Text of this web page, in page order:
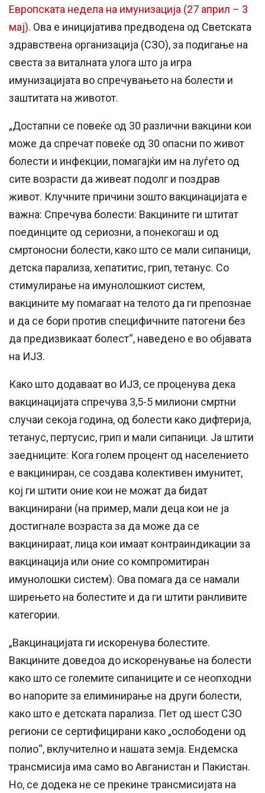
Европската недела на имунизација (27 април – 3
мaj). Ова е иницијатива предводена од Светската
здравствена организација (СЗО), за подигање на
свеста за виталната улога што ја игра
имунизацијата во спречувањето на болести и
заштитата на животот.
„Достапни се повеќе од 30 различни вакцини кои
може да спречат повеќе од 30 опасни по живот
болести и инфекции, помагајќи им на луѓето од
сите возрасти да живеат подолг и поздрав
живот. Клучните причини зошто вакцинацијата е
важна: Спречува болести: Вакцините ги штитат
поединците од сериозни, а понекогаш и од
смртоносни болести, како што се мали сипаници,
детска парализа, хепатитис, грип, тетанус. Со
стимулирање на имунолошкиот систем,
вакцините му помагаат на телото да ги препознае
и да се бори против специфичните патогени без
да предизвикаат болест“, наведено е во објавата
на ИЈЗ.
Како што додаваат во ИЈЗ, се проценува дека
вакцинацијата спречува 3,5-5 милиони смртни
случаи секоја година, од болести како дифтерија,
тетанус, пертусис, грип и мали сипаници. Ја штити
заедниците: Кога голем процент од населението
е вакциниран, се создава колективен имунитет,
кој ги штити оние кои не можат да бидат
вакцинирани (на пример, мали деца кои не ја
достигнале возраста за да може да се
вакцинираат, лица кои имаат контраиндикации за
вакцинација или оние со компромитиран
имунолошки систем). Ова помага да се намали
ширењето на болестите и да ги штити ранливите
категории.
„Вакцинацијата ги искоренува болестите.
Вакцините доведоа до искоренување на болести
како што се големите сипаниците и се неопходни
во напорите за елиминирање на други болести,
како што е детската парализа. Пет од шест СЗО
региони се сертифицирани како „ослободени од
полио“, вклучително и нашата земја. Ендемска
трансмисија има само во Авганистан и Пакистан.
Но, се додека не се прекине трансмисијата на